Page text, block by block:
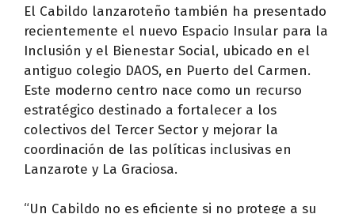
El Cabildo lanzaroteño también ha presentado
recientemente el nuevo Espacio Insular para la
Inclusión y el Bienestar Social, ubicado en el
antiguo colegio DAOS, en Puerto del Carmen.
Este moderno centro nace como un recurso
estratégico destinado a fortalecer a los
colectivos del Tercer Sector y mejorar la
coordinación de las políticas inclusivas en
Lanzarote y La Graciosa.
“Un Cabildo no es eficiente si no protege a su